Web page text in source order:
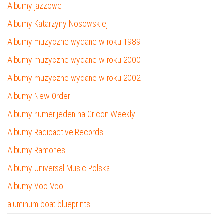
Albumy jazzowe
Albumy Katarzyny Nosowskiej
Albumy muzyczne wydane w roku 1989
Albumy muzyczne wydane w roku 2000
Albumy muzyczne wydane w roku 2002
Albumy New Order
Albumy numer jeden na Oricon Weekly
Albumy Radioactive Records
Albumy Ramones
Albumy Universal Music Polska
Albumy Voo Voo
aluminum boat blueprints